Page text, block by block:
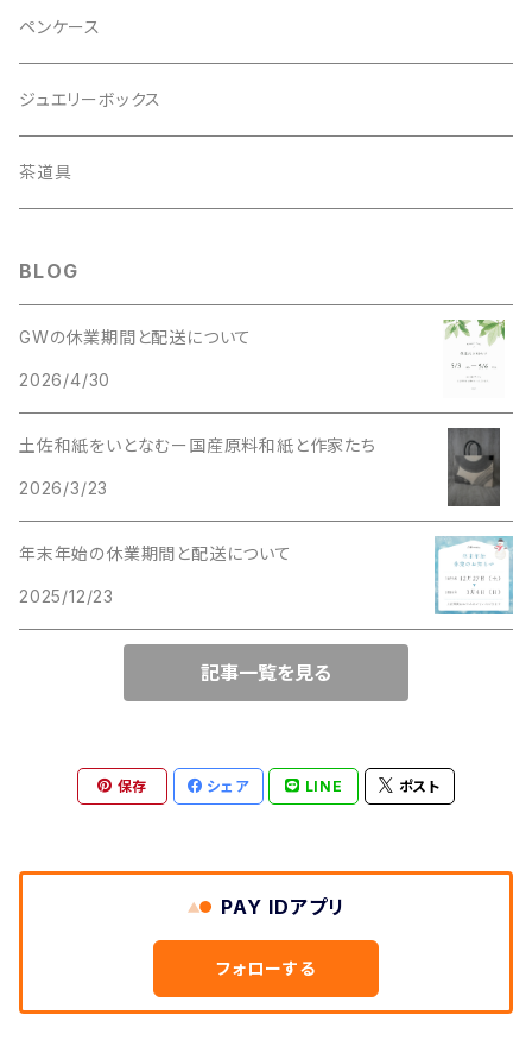
ペンケース
ジュエリーボックス
茶道具
BLOG
GWの休業期間と配送について
2026/4/30
土佐和紙をいとなむー国産原料和紙と作家たち
2026/3/23
年末年始の休業期間と配送について
2025/12/23
記事一覧を見る
保存 シェア LINE ポスト
PAY IDアプリ
フォローする